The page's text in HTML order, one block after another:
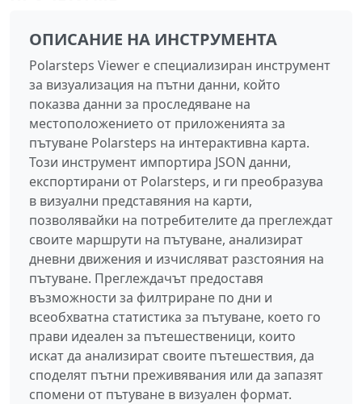
ОПИСАНИЕ НА ИНСТРУМЕНТА
Polarsteps Viewer е специализиран инструмент
за визуализация на пътни данни, който
показва данни за проследяване на
местоположението от приложенията за
пътуване Polarsteps на интерактивна карта.
Този инструмент импортира JSON данни,
експортирани от Polarsteps, и ги преобразува
в визуални представяния на карти,
позволявайки на потребителите да преглеждат
своите маршрути на пътуване, анализират
дневни движения и изчисляват разстояния на
пътуване. Преглеждачът предоставя
възможности за филтриране по дни и
всеобхватна статистика за пътуване, което го
прави идеален за пътешественици, които
искат да анализират своите пътешествия, да
споделят пътни преживявания или да запазят
спомени от пътуване в визуален формат.